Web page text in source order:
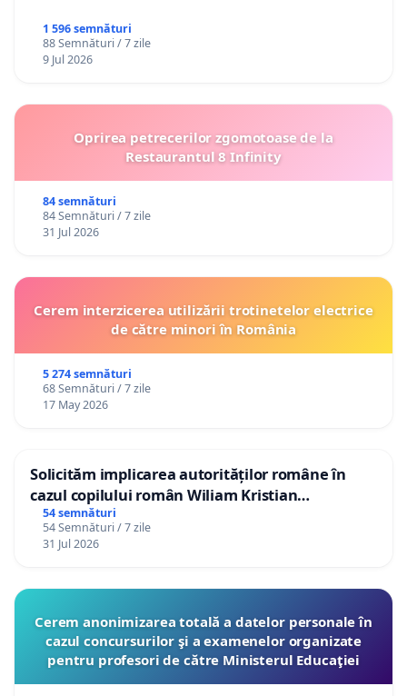
1 596 semnături
88 Semnături / 7 zile
9 Jul 2026
Oprirea petrecerilor zgomotoase de la
Restaurantul 8 Infinity
84 semnături
84 Semnături / 7 zile
31 Jul 2026
Cerem interzicerea utilizării trotinetelor electrice
de către minori în România
5 274 semnături
68 Semnături / 7 zile
17 May 2026
Solicităm implicarea autorităților române în
cazul copilului român Wiliam Kristian
Gheorghe, aflat în plasament în Danemarca de
12 ani
54 semnături
54 Semnături / 7 zile
31 Jul 2026
Cerem anonimizarea totală a datelor personale în
cazul concursurilor şi a examenelor organizate
pentru profesori de către Ministerul Educaţiei